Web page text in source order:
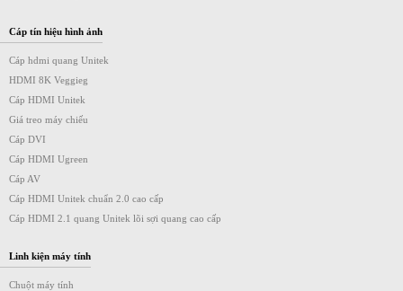
Cáp tín hiệu hình ảnh
Cáp hdmi quang Unitek
HDMI 8K Veggieg
Cáp HDMI Unitek
Giá treo máy chiếu
Cáp DVI
Cáp HDMI Ugreen
Cáp AV
Cáp HDMI Unitek chuẩn 2.0 cao cấp
Cáp HDMI 2.1 quang Unitek lõi sợi quang cao cấp
Linh kiện máy tính
Chuột máy tính